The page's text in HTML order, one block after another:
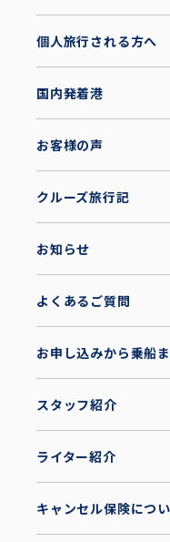
個人旅行される方へ
国内発着港
お客様の声
クルーズ旅行記
お知らせ
よくあるご質問
お申し込みから乗船
スタッフ紹介
ライター紹介
キャンセル保険につ